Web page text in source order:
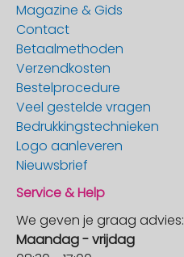
Magazine & Gids
Contact
Betaalmethoden
Verzendkosten
Bestelprocedure
Veel gestelde vragen
Bedrukkingstechnieken
Logo aanleveren
Nieuwsbrief
Service & Help
We geven je graag advies:
Maandag - vrijdag